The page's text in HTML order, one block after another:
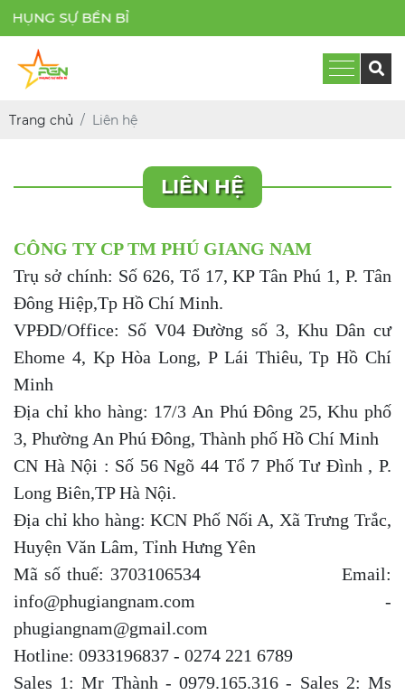
SỰ BỀN BỈ
Trang chủ Liên hệ
LIÊN HỆ
CÔNG TY CP TM PHÚ GIANG NAM
Trụ sở chính: Số 626, Tổ 17, KP Tân Phú 1, P. Tân
Đông Hiệp,Tp Hồ Chí Minh.
VPĐD/Office: Số V04 Đường số 3, Khu Dân cư
Ehome 4, Kp Hòa Long, P Lái Thiêu, Tp Hồ Chí
Minh
Địa chỉ kho hàng: 17/3 An Phú Đông 25, Khu phố
3, Phường An Phú Đông, Thành phố Hồ Chí Minh
CN Hà Nội : Số 56 Ngõ 44 Tổ 7 Phố Tư Đình , P.
Long Biên,TP Hà Nội.
Địa chỉ kho hàng: KCN Phố Nối A, Xã Trưng Trắc,
Huyện Văn Lâm, Tỉnh Hưng Yên
Mã số thuế: 3703106534 Email:
info@phugiangnam.com -
phugiangnam@gmail.com
Hotline: 0933196837 - 0274 221 6789
Sales 1: Mr Thành - 0979.165.316 - Sales 2: Ms